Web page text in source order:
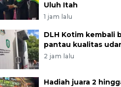
Uluh Itah
1 jam lalu
DLH Kotim kembali
pantau kualitas
2 jam lalu
Hadiah juara 2